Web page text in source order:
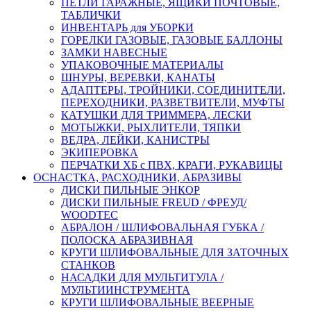
ТАБЛИЧКИ
ИНВЕНТАРЬ для УБОРКИ
ГОРЕЛКИ ГАЗОВЫЕ, ГАЗОВЫЕ БАЛЛОНЫ
ЗАМКИ НАВЕСНЫЕ
УПАКОВОЧНЫЕ МАТЕРИАЛЫ
ШНУРЫ, ВЕРЕВКИ, КАНАТЫ
АДАПТЕРЫ, ТРОЙНИКИ, СОЕДИНИТЕЛИ,
ПЕРЕХОДНИКИ, РАЗВЕТВИТЕЛИ, МУФТЫ
КАТУШКИ ДЛЯ ТРИММЕРА, ЛЕСКИ
МОТЫЖКИ, РЫХЛИТЕЛИ, ТЯПКИ
ВЕДРА, ЛЕЙКИ, КАНИСТРЫ
ЭКИПЕРОВКА
ПЕРЧАТКИ ХБ с ПВХ, КРАГИ, РУКАВИЦЫ
ОСНАСТКА, РАСХОДНИКИ, АБРАЗИВЫ
ДИСКИ ПИЛЬНЫЕ ЭНКОР
ДИСКИ ПИЛЬНЫЕ FREUD / ФРЕУД/
WOODTEC
АБРАЛОН / ШЛИФОВАЛЬНАЯ ГУБКА /
ПОЛОСКА АБРАЗИВНАЯ
КРУГИ ШЛИФОВАЛЬНЫЕ ДЛЯ ЗАТОЧНЫХ
СТАНКОВ
НАСАДКИ ДЛЯ МУЛЬТИТУЛА /
МУЛЬТИИНСТРУМЕНТА
КРУГИ ШЛИФОВАЛЬНЫЕ ВЕЕРНЫЕ